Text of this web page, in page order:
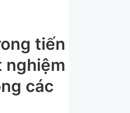
tiến
nghiệm
các